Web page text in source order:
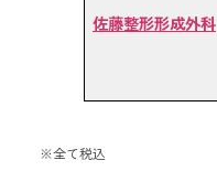
佐藤整形形成外科
※全て税込